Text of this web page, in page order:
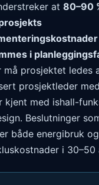
at 80–90
i
må prosjektet ledes
prosjektleder
kjent med ishall-
Beslutninger
både energibruk og
i 30–50